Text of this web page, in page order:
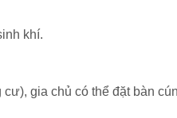
khí.
gia chủ có thể đặt bàn